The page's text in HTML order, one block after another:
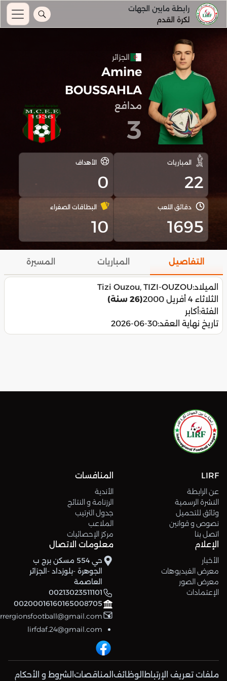
رابطة مابين الجهات
لكرة القدم
الجزائر
Amine
BOUSSAHLA
مدافع
3
المباريات
22
الأهداف
0
دقائق اللعب
1695
البطاقات الصفراء
10
التفاصيل المباريات المسيرة
الميلاد:Tizi Ouzou, TIZI-OUZOU
الثلاثاء 4 أفريل 2000
(26 سنة)
الفئة:أكابر
تاريخ نهاية العقد:2026-06-30
LIRF
عن الرابطة
النشرة الرسمية
وثائق للتحميل
نصوص و قوانين
اتصل بنا
المنافسات
الأندية
الرزنامة و النتائج
جدول الترتيب
الملاعب
مركز الإحصائيات
الإعلام
الأخبار
معرض الفيديوهات
معرض الصور
الإعتمادات
معلومات الاتصال
حي 554 مسكن برج ب
الجوهرة -بلوزداد -الجزائر
العاصمة
00213023511101
00200016160165008705
lirfdaf.24@gmail.com
ملفات تعريف الإرتباط الوظائف المناقصات الشروط و الأحكام